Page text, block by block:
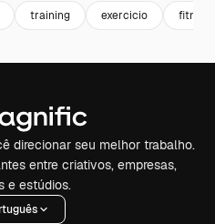
training exercicio fitness
direcionar seu melhor trabalho.
entre criativos, empresas,
e estúdios.